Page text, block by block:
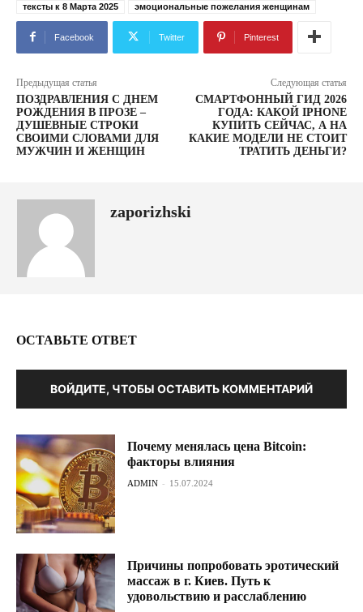
тексты к 8 Марта 2025 эмоциональные пожелания женщинам
Facebook Twitter Pinterest
Предыдущая статья
ПОЗДРАВЛЕНИЯ С ДНЕМ
РОЖДЕНИЯ В ПРОЗЕ –
ДУШЕВНЫЕ СТРОКИ
СВОИМИ СЛОВАМИ ДЛЯ
МУЖЧИН И ЖЕНЩИН
Следующая статья
СМАРТФОННЫЙ ГИД 2026
ГОДА: КАКОЙ IPHONE
КУПИТЬ СЕЙЧАС, А НА
КАКИЕ МОДЕЛИ НЕ СТОИТ
ТРАТИТЬ ДЕНЬГИ?
zaporizhski
ОСТАВЬТЕ ОТВЕТ
ВОЙДИТЕ, ЧТОБЫ ОСТАВИТЬ КОММЕНТАРИЙ
Почему менялась цена Bitcoin:
факторы влияния
ADMIN - 15.07.2024
Причины попробовать эротический
массаж в г. Киев. Путь к
удовольствию и расслаблению